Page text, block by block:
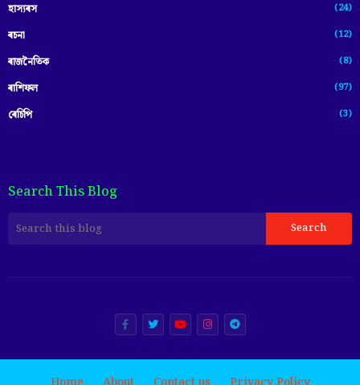
হাস্যৰস (24)
ৰচনা (12)
ৰাজনৈতিক (8)
ৰাশিফল (97)
ৰেচিপি (3)
Search This Blog